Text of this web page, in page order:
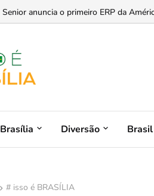
Estilo, praticidade e paixão sobre rodas:
Brasília Diversão Brasil
# isso é BRASÍLIA